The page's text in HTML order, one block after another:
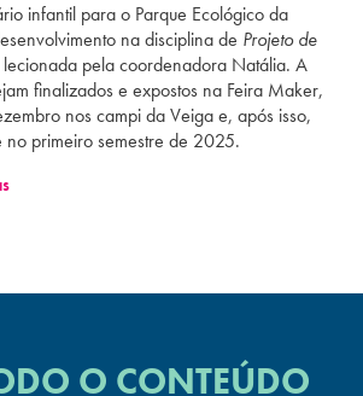
infantil para o Parque Ecológico da
na disciplina de Projeto de
pela coordenadora Natália. A
finalizados e expostos na Feira Maker,
nos campi da Veiga e, após isso,
primeiro semestre de 2025.
O CONTEÚDO